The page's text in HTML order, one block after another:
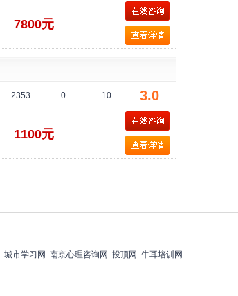
7800元
2353 0 10 3.0
1100元
城市学习网 南京心理咨询网 投顶网 牛耳培训网